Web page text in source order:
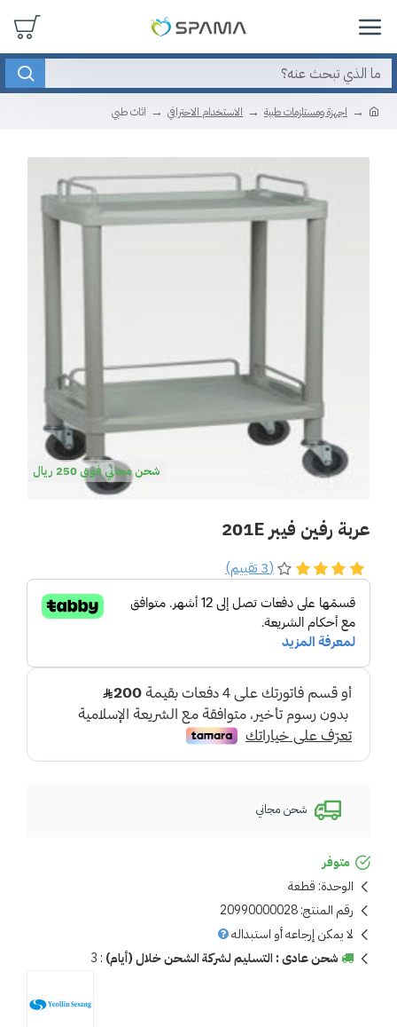
اجهزة ومستلزمات طبية الاستخدام الاحترافي اثاث طبي
شحن مجاني فوق 250 ريال
عربة رفين فيبر 201E
متوفر
الوحدة: قطعة
رقم المنتج:20990000028
لا يمكن إرجاعه أو استبداله
شحن عادى : التسليم لشركة الشحن خلال (أيام) :
3
(3 تقييم)
شحن مجاني